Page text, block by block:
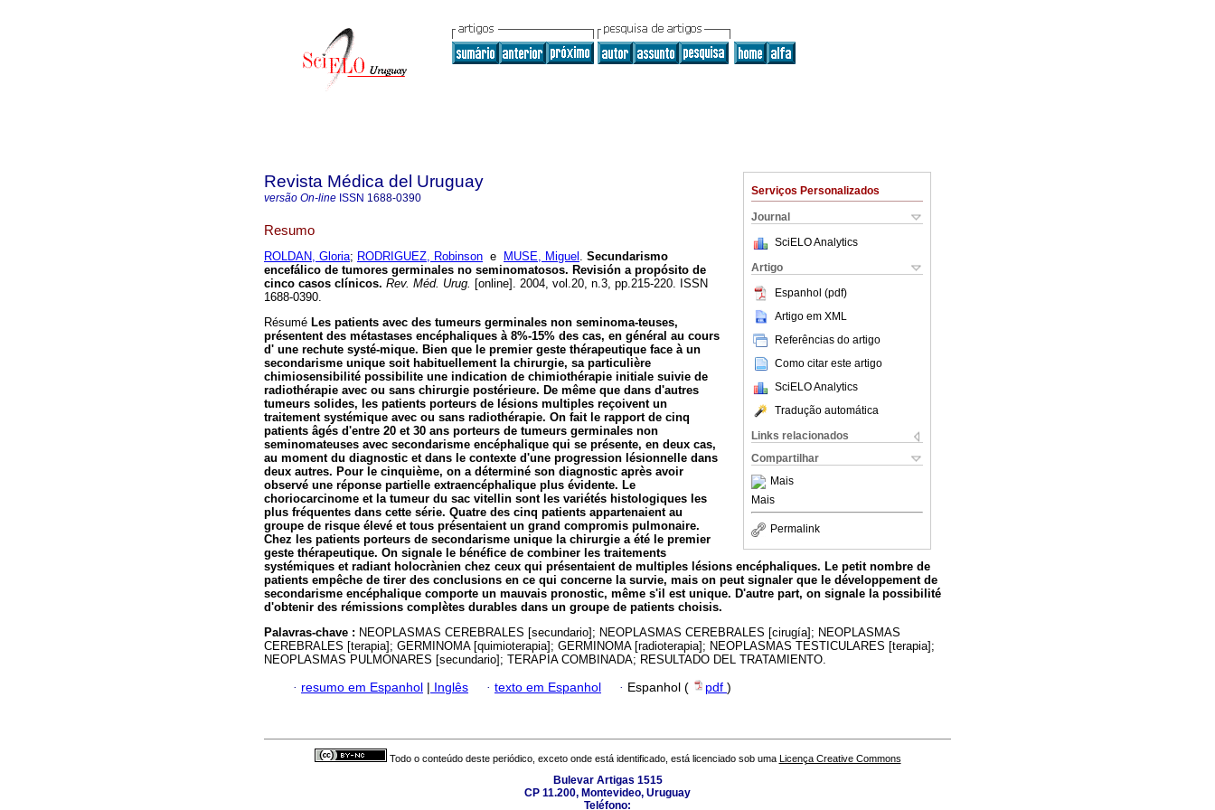
Serviços Personalizados
Journal
SciELO Analytics
Artigo
Espanhol (pdf)
Artigo em XML
Referências do artigo
Como citar este artigo
SciELO Analytics
Tradução automática
Links relacionados
Compartilhar
Mais
Mais
Permalink
Revista Médica del Uruguay
versão On-line ISSN 1688-0390
Resumo
ROLDAN, Gloria; RODRIGUEZ, Robinson e MUSE, Miguel . Secundarismo
encefálico de tumores germinales no seminomatosos. Revisión a propósito de
cinco casos clínicos. Rev. Méd. Urug. [online]. 2004, vol.20, n.3, pp.215-220. ISSN
1688-0390.
Résumé Les patients avec des tumeurs germinales non seminoma-teuses,
présentent des métastases encéphaliques à 8%-15% des cas, en général au cours
d' une rechute systé-mique. Bien que le premier geste thérapeutique face à un
secondarisme unique soit habituellement la chirurgie, sa particulière
chimiosensibilité possibilite une indication de chimiothérapie initiale suivie de
radiothérapie avec ou sans chirurgie postérieure. De même que dans d'autres
tumeurs solides, les patients porteurs de lésions multiples reçoivent un
traitement systémique avec ou sans radiothérapie. On fait le rapport de cinq
patients âgés d'entre 20 et 30 ans porteurs de tumeurs germinales non
seminomateuses avec secondarisme encéphalique qui se présente, en deux cas,
au moment du diagnostic et dans le contexte d'une progression lésionnelle dans
deux autres. Pour le cinquième, on a déterminé son diagnostic après avoir
observé une réponse partielle extraencéphalique plus évidente. Le
choriocarcinome et la tumeur du sac vitellin sont les variétés histologiques les
plus fréquentes dans cette série. Quatre des cinq patients appartenaient au
groupe de risque élevé et tous présentaient un grand compromis pulmonaire.
Chez les patients porteurs de secondarisme unique la chirurgie a été le premier
geste thérapeutique. On signale le bénéfice de combiner les traitements
systémiques et radiant holocrànien chez ceux qui présentaient de multiples lésions encéphaliques. Le petit nombre de
patients empêche de tirer des conclusions en ce qui concerne la survie, mais on peut signaler que le développement de
secondarisme encéphalique comporte un mauvais pronostic, même s'il est unique. D'autre part, on signale la possibilité
d'obtenir des rémissions complètes durables dans un groupe de patients choisis.
Palavras-chave : NEOPLASMAS CEREBRALES [secundario]; NEOPLASMAS CEREBRALES [cirugía]; NEOPLASMAS
CEREBRALES [terapia]; GERMINOMA [quimioterapia]; GERMINOMA [radioterapia]; NEOPLASMAS TESTICULARES [terapia];
NEOPLASMAS PULMONARES [secundario]; TERAPIA COMBINADA; RESULTADO DEL TRATAMIENTO.
· resumo em Espanhol | Inglês · texto em Espanhol · Espanhol ( pdf )
Todo o conteúdo deste periódico, exceto onde está identificado, está licenciado sob uma Licença Creative Commons
Bulevar Artigas 1515
CP 11.200, Montevideo, Uruguay
Teléfono: